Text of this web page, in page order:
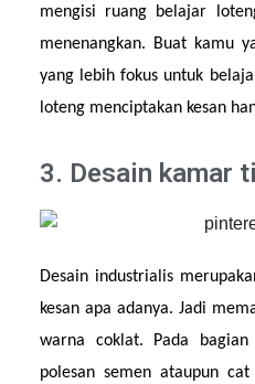
mengisi ruang belajar
menenangkan. Buat kamu
yang lebih fokus untuk
loteng menciptakan kesan
3. Desain kamar
Desain industrialis
kesan apa adanya. Jadi
warna coklat. Pada
polesan semen ataupun